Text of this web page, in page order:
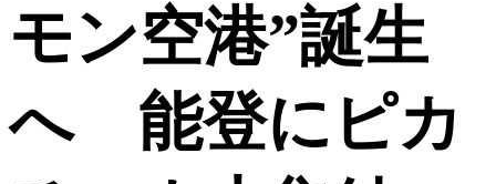
モン空港”誕生
へ 能登にピカ